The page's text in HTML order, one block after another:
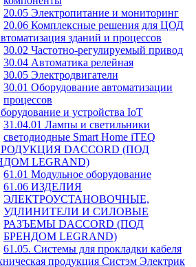
20.05 Электропитание и мониторинг
20.06 Комплексные решения для ЦОД
зданий и процессов
30.02 Частотно-регулируемый привод
30.04 Автоматика релейная
30.05 Электродвигатели
30.01 Оборудование автоматизации
процессов
и устройства IoT
31.04.01 Лампы и светильники
светодиодные Smart Home iTEQ
DACCORD (ПОД
LEGRAND)
61.01 Модульное оборудование
61.06 ИЗДЕЛИЯ
ЭЛЕКТРОУСТАНОВОЧНЫЕ,
УДЛИНИТЕЛИ И СИЛОВЫЕ
РАЗЪЕМЫ DACCORD (ПОД
БРЕНДОМ LEGRAND)
61.05. Системы для прокладки кабеля
продукция Систэм Электрик